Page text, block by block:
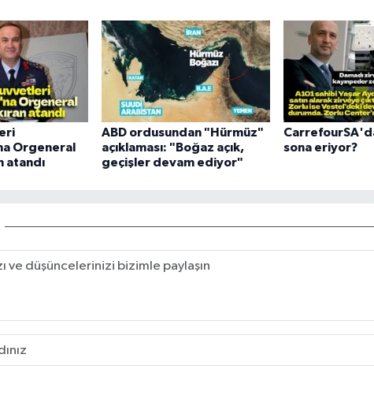
Orgeneral
atandı
ABD ordusundan "Hürmüz"
açıklaması: "Boğaz açık,
geçişler devam ediyor"
sona eriyor?